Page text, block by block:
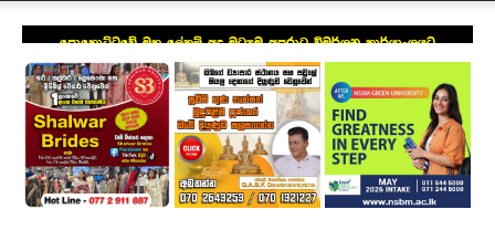
පොහොට්ටුවේ මහ ලේකම් අද මධ්‍යම අපරාධ විමර්ශන කාර්යාංශයට